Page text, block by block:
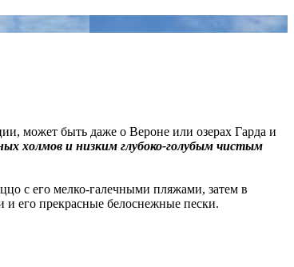
может быть даже о Вероне или озерах Гарда и
холмов и низким глубоко-голубым чистым
с его мелко-галечными пляжами, затем в
и его прекрасные белоснежные пески.